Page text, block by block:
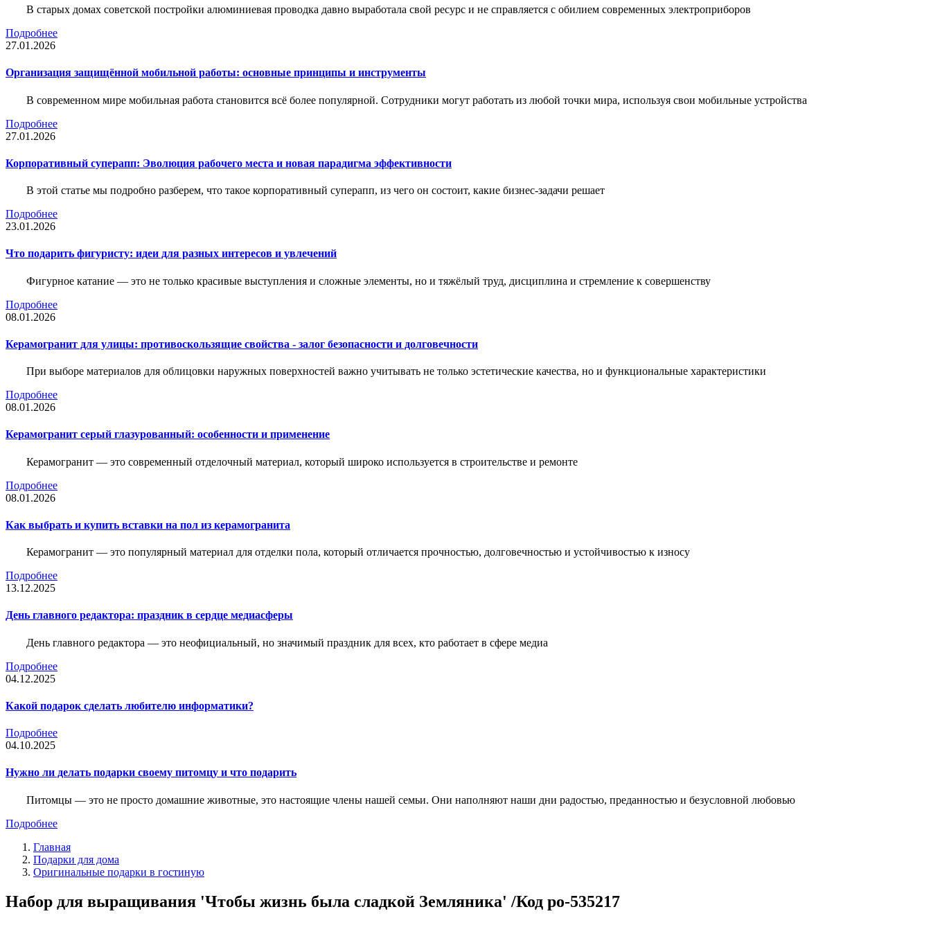
В старых домах советской постройки алюминиевая проводка давно выработала свой ресурс и не справляется с обилием современных электроприборов
Подробнее
27.01.2026
Организация защищённой мобильной работы: основные принципы и инструменты
В современном мире мобильная работа становится всё более популярной. Сотрудники могут работать из любой точки мира, используя свои мобильные устройства
Подробнее
27.01.2026
Корпоративный суперапп: Эволюция рабочего места и новая парадигма эффективности
В этой статье мы подробно разберем, что такое корпоративный суперапп, из чего он состоит, какие бизнес-задачи решает
Подробнее
23.01.2026
Что подарить фигуристу: идеи для разных интересов и увлечений
Фигурное катание — это не только красивые выступления и сложные элементы, но и тяжёлый труд, дисциплина и стремление к совершенству
Подробнее
08.01.2026
Керамогранит для улицы: противоскользящие свойства - залог безопасности и долговечности
При выборе материалов для облицовки наружных поверхностей важно учитывать не только эстетические качества, но и функциональные характеристики
Подробнее
08.01.2026
Керамогранит серый глазурованный: особенности и применение
Керамогранит — это современный отделочный материал, который широко используется в строительстве и ремонте
Подробнее
08.01.2026
Как выбрать и купить вставки на пол из керамогранита
Керамогранит — это популярный материал для отделки пола, который отличается прочностью, долговечностью и устойчивостью к износу
Подробнее
13.12.2025
День главного редактора: праздник в сердце медиасферы
День главного редактора — это неофициальный, но значимый праздник для всех, кто работает в сфере медиа
Подробнее
04.12.2025
Какой подарок сделать любителю информатики?
Подробнее
04.10.2025
Нужно ли делать подарки своему питомцу и что подарить
Питомцы — это не просто домашние животные, это настоящие члены нашей семьи. Они наполняют наши дни радостью, преданностью и безусловной любовью
Подробнее
Главная
Подарки для дома
Оригинальные подарки в гостиную
Набор для выращивания 'Чтобы жизнь была сладкой Земляника' /Код po-535217